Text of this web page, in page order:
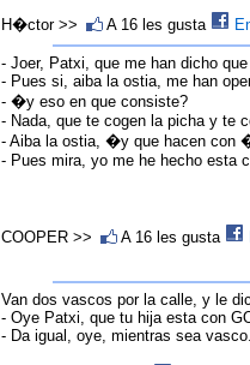
H�ctor >> A 16 les gusta
- Joer, Patxi, que me han dicho
- Pues si, aiba la ostia, me han
- �y eso en que consiste?
- Nada, que te cogen la picha y te
- Aiba la ostia, �y que hacen con
- Pues mira, yo me he hecho esta
COOPER >> A 16 les gusta
Van dos vascos por la calle, y le
- Oye Patxi, que tu hija esta con
- Da igual, oye, mientras sea